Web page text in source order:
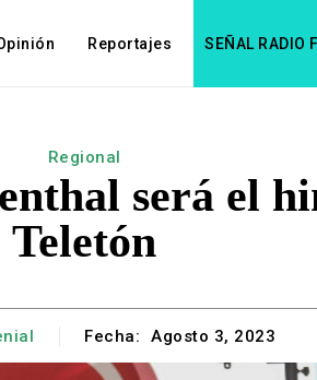
Reportajes SEÑAL RADIO
Regional
será el
Teletón
Fecha: Agosto 3, 2023